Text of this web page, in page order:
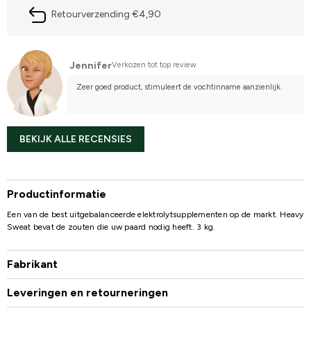
Retourverzending €4,90
JenniferVerkozen tot top review
Zeer goed product, stimuleert de vochtinname aanzienlijk.
BEKIJK ALLE RECENSIES
Productinformatie
Een van de best uitgebalanceerde elektrolytsupplementen op de markt. Heavy
Sweat bevat de zouten die uw paard nodig heeft. 3 kg.
Fabrikant
Leveringen en retourneringen